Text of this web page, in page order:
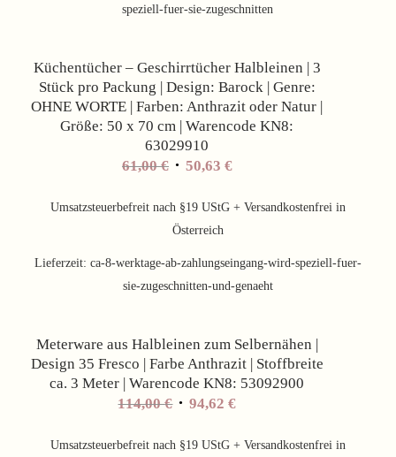
speziell-fuer-sie-zugeschnitten
Küchentücher – Geschirrtücher Halbleinen | 3
Stück pro Packung | Design: Barock | Genre:
OHNE WORTE | Farben: Anthrazit oder Natur |
Größe: 50 x 70 cm | Warencode KN8:
63029910
61,00€ 50,63 €
Umsatzsteuerbefreit nach §19 UStG + Versandkostenfrei in
Österreich
Lieferzeit: ca-8-werktage-ab-zahlungseingang-wird-speziell-fuer-
sie-zugeschnitten-und-genaeht
Meterware aus Halbleinen zum Selbernähen |
Design 35 Fresco | Farbe Anthrazit | Stoffbreite
ca. 3 Meter | Warencode KN8: 53092900
114,00€ Ursprünglicher
war:
94,62€Aktueller
ist:
Umsatzsteuerbefreit nach §19 UStG + Versandkostenfrei in